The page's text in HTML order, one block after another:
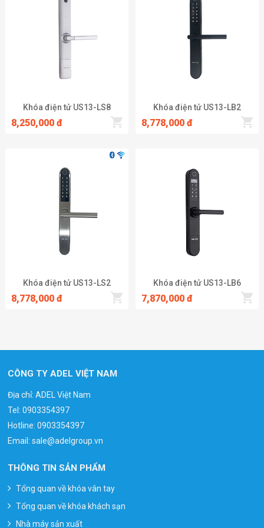
Khóa điện tử US13-LS8
8,250,000 đ
Khóa điện tử US13-LB2
8,778,000 đ
Khóa điện tử US13-LS2
8,778,000 đ
Khóa điện tử US13-LB6
7,870,000 đ
chuyên biệt sử dụng được cho nhôm xingfa, cửa nhôm kính. Vì
vậy, khách hàng hoàn toàn có thể yên tâm nếu muốn dùng khóa
điện tử cho bất kể loại cửa nào.
Khi sử dụng khóa số, bạn rất dễ gặp phải sự cố quên mật mã
hoặc để lộ mật mã. Nhưng với khóa vân tay, bạn sẽ không bao
Do đó có thể khẳng định, khóa vân tay an toàn hơn khóa số.
Khóa vân tay cửa nhôm kính có thể ghi nhớ được bao nhiêu
Tùy từng loại khóa sẽ có một con số cụ thể, thông thường một
khóa vân tay có thể ghi nhớ được từ 100 – 200 vân tay.
Chức năng báo động của khóa như thế nào?
hợp cửa đóng chưa hết hoặc cửa bị kẻ gian cậy.
CÔNG TY ADEL VIỆT NAM
Địa chỉ: ADEL Việt Nam
Tel:0903354397
Hotline:0903354397
Email:sale@adelgroup.vn
THÔNG TIN SẢN PHẨM
Tổng quan về khóa vân tay
Tổng quan về khóa khách sạn
Nhà máy sản xuất